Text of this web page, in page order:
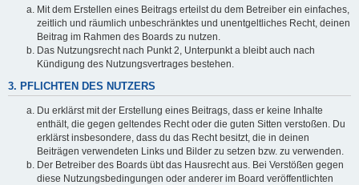
Mit dem Erstellen eines Beitrags erteilst du dem Betreiber ein einfaches,
zeitlich und räumlich unbeschränktes und unentgeltliches Recht, deinen
Beitrag im Rahmen des Boards zu nutzen.
Das Nutzungsrecht nach Punkt 2, Unterpunkt a bleibt auch nach
Kündigung des Nutzungsvertrages bestehen.
3. PFLICHTEN DES NUTZERS
Du erklärst mit der Erstellung eines Beitrags, dass er keine Inhalte
enthält, die gegen geltendes Recht oder die guten Sitten verstoßen. Du
erklärst insbesondere, dass du das Recht besitzt, die in deinen
Beiträgen verwendeten Links und Bilder zu setzen bzw. zu verwenden.
Der Betreiber des Boards übt das Hausrecht aus. Bei Verstößen gegen
diese Nutzungsbedingungen oder anderer im Board veröffentlichten